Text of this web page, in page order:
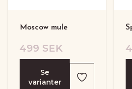
Moscow mule
499 SEK
Se
varianter